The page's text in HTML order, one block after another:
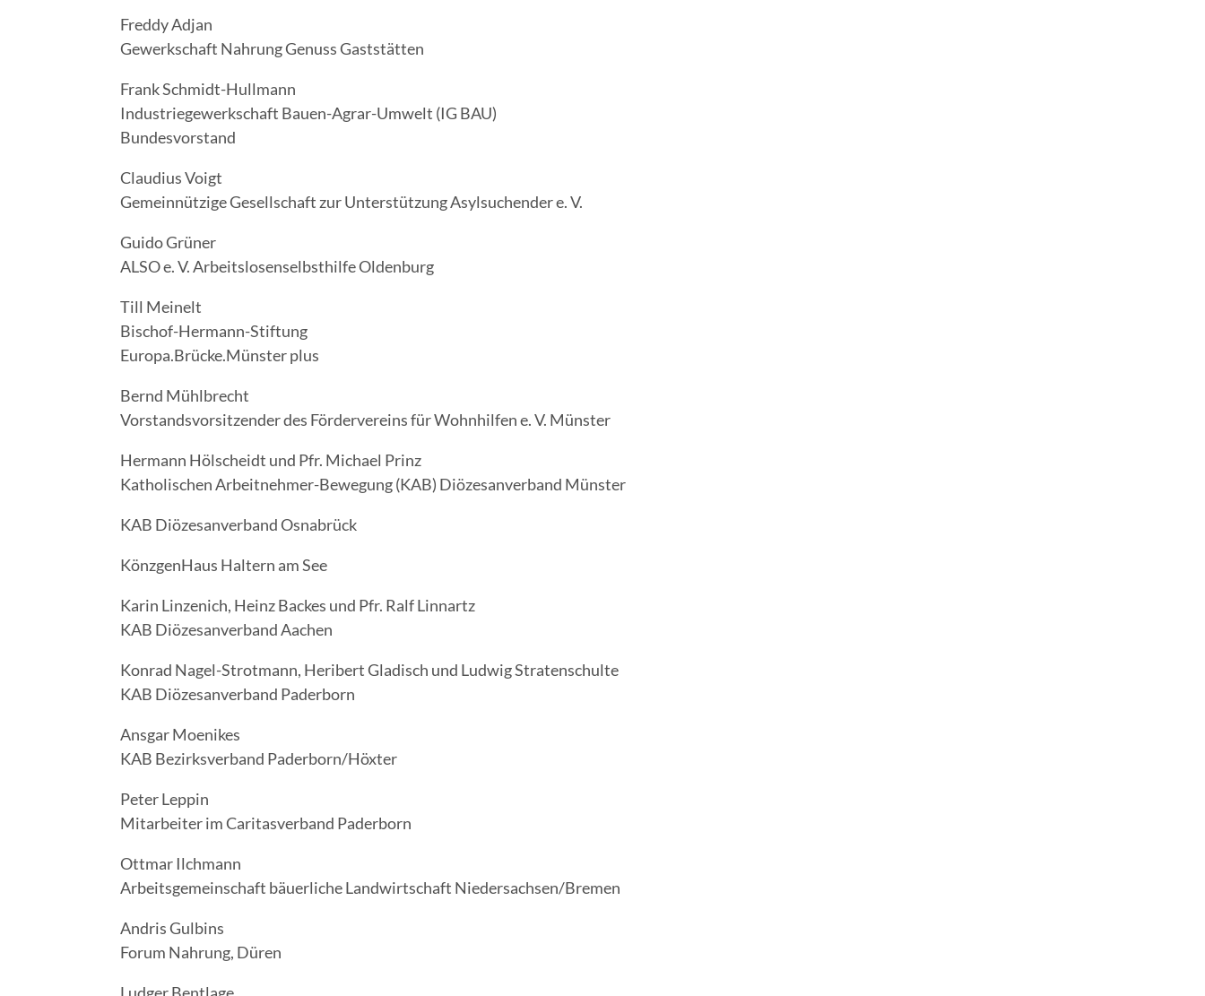
Fred­dy Adjan
Gewerk­schaft Nah­rung Genuss Gaststätten
Frank Schmidt-Hull­mann
Indus­trie­ge­werk­schaft Bau­en-Agrar-Umwelt (IG BAU)
Bundesvorstand
Clau­di­us Voigt
Gemein­nüt­zi­ge Gesell­schaft zur Unter­stüt­zung Asyl­su­chen­der e. V.
Gui­do Grüner
ALSO e. V. Arbeits­lo­sen­selbst­hil­fe Oldenburg
Till Mei­nelt
Bischof-Hermann-Stiftung
Europa.Brücke.Münster plus
Bernd Mühl­brecht
Vor­stands­vor­sit­zen­der des För­der­ver­eins für Wohn­hil­fen e. V. Münster
Her­mann Höl­scheidt und Pfr. Micha­el Prinz
Katho­li­schen Arbeit­neh­mer-Bewe­gung (KAB) Diö­ze­san­ver­band Münster
KAB Diö­ze­san­ver­band Osnabrück
Könz­gen­Haus Hal­tern am See
Karin Lin­ze­n­ich, Heinz Backes und Pfr. Ralf Linnartz
KAB Diö­ze­san­ver­band Aachen
Kon­rad Nagel-Strot­mann, Heri­bert Gla­disch und Lud­wig Stratenschulte
KAB Diö­ze­san­ver­band Paderborn
Ans­gar Moenikes
KAB Bezirks­ver­band Paderborn/Höxter
Peter Lep­pin
Mit­ar­bei­ter im Cari­tas­ver­band Paderborn
Ott­mar Ilchmann
Arbeits­ge­mein­schaft bäu­er­li­che Land­wirt­schaft Niedersachsen/Bremen
Andris Gul­bins
Forum Nah­rung, Düren